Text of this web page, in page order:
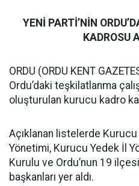
YENİ PARTİ’NİN
KADROSU
ORDU (ORDU KENT
Ordu’daki teşkilatlanma
oluşturulan kurucu kadro
Açıklanan listelerde Kurucu
Yönetimi, Kurucu Yedek İl
Kurulu ve Ordu’nun 19
başkanları yer aldı.